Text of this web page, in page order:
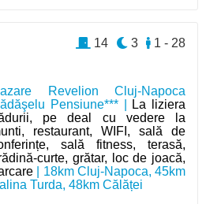
Revelion Cluj-Napoca
Pensiune*** |
La liziera
pe deal cu vedere la
restaurant, WIFI, sală de
sală fitness, terasă,
curte, grătar, loc de joacă,
| 18km Cluj-Napoca, 45km
Turda, 48km Călăței
1 - 28
3
14